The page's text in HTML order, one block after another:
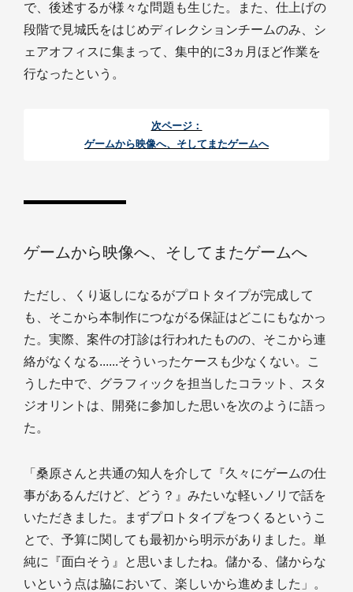
で、後述するが様々な問題も生じた。また、仕上げの
段階で見城氏をはじめディレクションチームのみ、シ
ェアオフィスに集まって、集中的に3ヵ月ほど作業を
行なったという。
次ページ：
ゲームから映像へ、そしてまたゲームへ
ゲームから映像へ、そしてまたゲームへ
ただし、くり返しになるがプロトタイプが完成して
も、そこから本制作につながる保証はどこにもなかっ
た。実際、案件の打診は行われたものの、そこから連
絡がなくなる......そういったケースも少なくない。こ
うした中で、グラフィックを担当したコラット、スタ
ジオリントは、開発に参加した思いを次のように語っ
た。
「桑原さんと共通の知人を介して『久々にゲームの仕
事があるんだけど、どう？』みたいな軽いノリで話を
いただきました。まずプロトタイプをつくるというこ
とで、予算に関しても最初から明示がありました。単
純に『面白そう』と思いましたね。儲かる、儲からな
いという点は脇において、楽しいから進めました」。